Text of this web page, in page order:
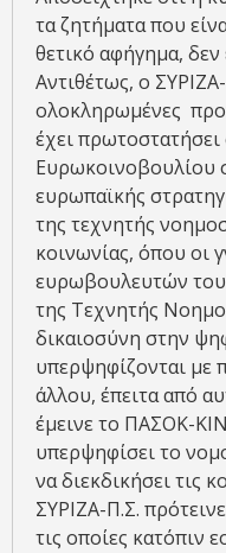
τα ζητήματα που
θετικό αφήγημα,
Αντιθέτως, ο
ολοκληρωμένες
έχει πρωτοστατήσει
Ευρωκοινοβουλίου
ευρωπαϊκής
της τεχνητής
κοινωνίας, όπου οι
ευρωβουλευτών του
της Τεχνητής
δικαιοσύνη στην
υπερψηφίζονται με
άλλου, έπειτα από
έμεινε το ΠΑΣΟΚ-
υπερψηφίσει το
να διεκδικήσει τις
ΣΥΡΙΖΑ-Π.Σ.
τις οποίες κατόπιν